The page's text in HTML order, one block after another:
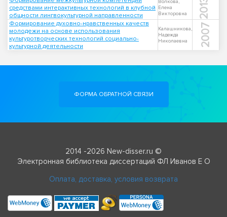
средствами интерактивных технологий в клубной
общности лингвокультурной направленности
Волкова,
Елена
Викторовна
2013
Формирование духовно-нравственных качеств
молодежи на основе использования
культуротворческих технологий социально-
культурной деятельности
Калашникова,
Надежда
Николаевна
2007
ФОРМА ОБРАТНОЙ СВЯЗИ
2014 -2026 New-disser.ru ©
Электронная библиотека диссертаций ФЛ Иванов Е О
Оплата, доставка, условия возврата